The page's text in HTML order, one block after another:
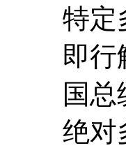
特定
即行
国
绝对